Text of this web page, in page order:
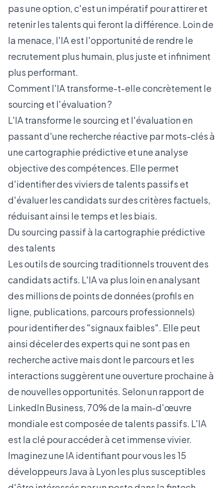
pas une option, c'est un impératif pour attirer et
retenir les talents qui feront la différence. Loin de
la menace, l'IA est l'opportunité de rendre le
recrutement plus humain, plus juste et infiniment
plus performant.
Comment l'IA transforme-t-elle concrètement le
sourcing et l'évaluation ?
L'IA transforme le sourcing et l'évaluation en
passant d'une recherche réactive par mots-clés à
une cartographie prédictive et une analyse
objective des compétences. Elle permet
d'identifier des viviers de talents passifs et
d'évaluer les candidats sur des critères factuels,
réduisant ainsi le temps et les biais.
Du sourcing passif à la cartographie prédictive
des talents
Les outils de sourcing traditionnels trouvent des
candidats actifs. L'IA va plus loin en analysant
des millions de points de données (profils en
ligne, publications, parcours professionnels)
pour identifier des "signaux faibles". Elle peut
ainsi déceler des experts qui ne sont pas en
recherche active mais dont le parcours et les
interactions suggèrent une ouverture prochaine à
de nouvelles opportunités. Selon unrapport de
LinkedIn Business, 70% de la main-d'œuvre
mondiale est composée de talents passifs. L'IA
est la clé pour accéder à cet immense vivier.
Imaginez une IA identifiant pour vous les 15
développeurs Java à Lyon les plus susceptibles